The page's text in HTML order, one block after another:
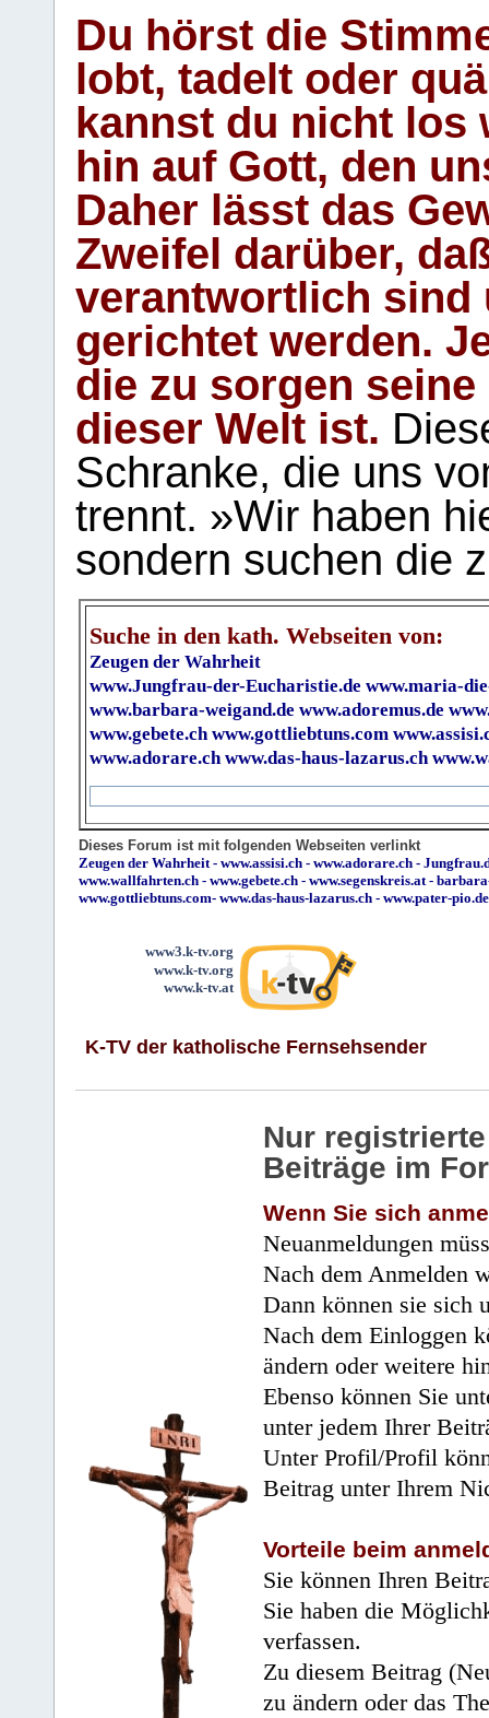
Du hörst die
lobt, tadelt oder
kannst du nicht los
hin auf Gott, den
Daher lässt das
Zweifel darüber,
verantwortlich sind
gerichtet werden.
die zu sorgen
dieser Welt ist.
Schranke, die uns
trennt. »Wir haben
sondern suchen die
Suche in den kath. Webseiten von:
Zeugen der Wahrheit
www.Jungfrau-der-Eucharistie.de www.maria-
www.barbara-weigand.de www.adoremus.de
www.gebete.ch www.gottliebtuns.com
www.adorare.ch www.das-haus-lazarus.ch
Dieses Forum ist mit folgenden Webseiten verlinkt
Zeugen der Wahrheit- www.assisi.ch - www.adorare.ch -
www.wallfahrten.ch - www.gebete.ch - www.segenskreis.at-
www.gottliebtuns.com- www.das-haus-lazarus.ch - www.pater-pio.de
www3.k-tv.org
www.k-tv.org
www.k-tv.at
K-TV der katholische Fernsehsender
Nur
Beiträge im
Wenn Sie sich
Neuanmeldungen
Nach dem Anmelden
Dann können sie sich
Nach dem Einloggen
ändern oder weitere
Ebenso können Sie
unter jedem Ihrer
Unter Profil/Profil
Beitrag unter Ihrem
Vorteile beim
Sie können Ihren
Sie haben die
verfassen.
Zu diesem Beitrag
zu ändern oder das